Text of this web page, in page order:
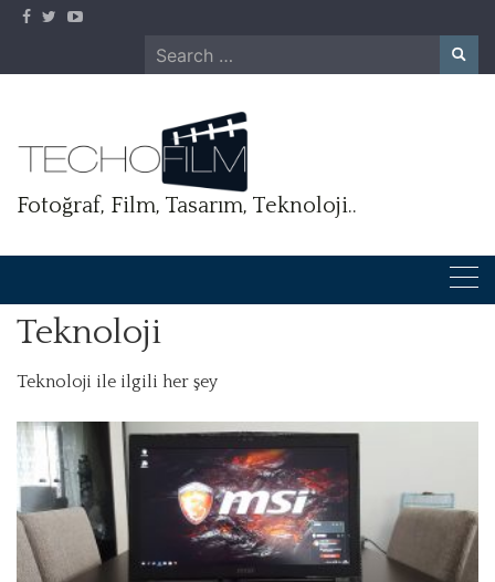
Skip
Search
for:
Fotoğraf, Film, Tasarım, Teknoloji..
Teknoloji
Teknoloji ile ilgili her şey